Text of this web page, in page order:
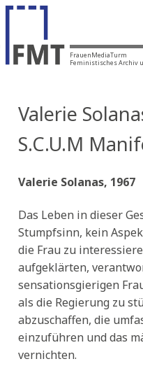
FrauenMediaTurm
Feministisches Archiv
Valerie
S.C.U.M
Valerie Solanas, 1967
Das Leben in dieser
Stumpfsinn, kein
die Frau zu
aufgeklärten,
sensationsgierigen
als die Regierung zu
abzuschaffen, die
einzuführen und das
vernichten.